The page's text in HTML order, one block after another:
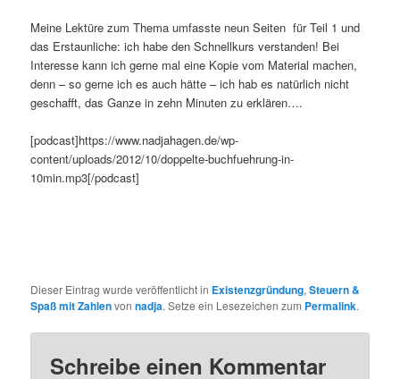
Meine Lektüre zum Thema umfasste neun Seiten für Teil 1 und
das Erstaunliche: ich habe den Schnellkurs verstanden! Bei
Interesse kann ich gerne mal eine Kopie vom Material machen,
denn – so gerne ich es auch hätte – ich hab es natürlich nicht
geschafft, das Ganze in zehn Minuten zu erklären….
[podcast]https://www.nadjahagen.de/wp-
content/uploads/2012/10/doppelte-buchfuehrung-in-
10min.mp3[/podcast]
Dieser Eintrag wurde veröffentlicht in Existenzgründung,Steuern &
Spaß mit Zahlenvonnadja. Setze ein Lesezeichen zum Permalink.
Schreibe einen Kommentar